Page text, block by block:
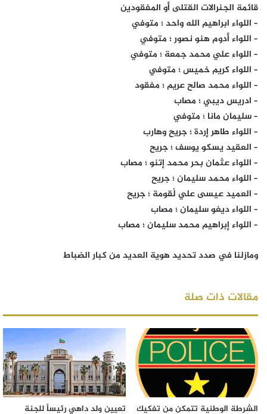
قائمة الجنرالات القتلى أو المفقودين
– اللواء ابراهيم الله واحد ؛ متوفي‎
– اللواء أدوم هنو نصور ؛ متوفي‎
– اللواء علي محمد جمعة‎ ؛ متوفي‎
– اللواء كريم خميس ؛ متوفي‎
– اللواء محمد صالح عريم ؛ مفقود
– ادريس ديبي ؛ مصاب‎
– سليمان مانا ؛ متوفي‎
– اللواء طاهر إردة ؛ جريح وهارب
– العقيد يسكو يوسف ؛ جريح‎
– اللواء عثمان بحر محمد إتنو ؛ مصاب‎
– اللواء محمد سليمان ؛ جريح‎
– العميد عيسى علي لُقومة ؛ جريح‎
– اللواء ديغو سليمان ؛ مصاب‎
– اللواء إبراهيم محمد سليمان ؛ مصاب
ومازلنا في صدد تحديد هوية العديد من كبار الضباط
مقالات ذات صلة
الشرطة الوطنية تتمكن من تفكيك
تعيين ولد داهي رئيساً للجنة